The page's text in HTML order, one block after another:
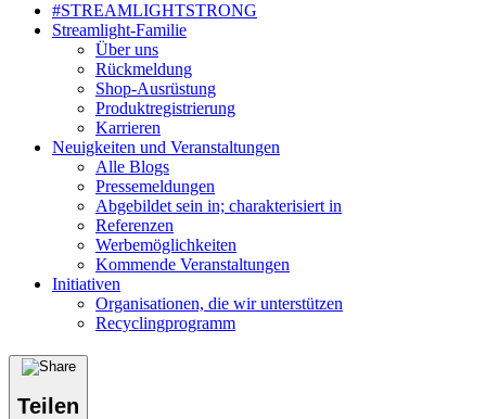
#STREAMLIGHTSTRONG
Streamlight-Familie
Über uns
Rückmeldung
Shop-Ausrüstung
Produktregistrierung
Karrieren
Neuigkeiten und Veranstaltungen
Alle Blogs
Pressemeldungen
Abgebildet sein in; charakterisiert in
Referenzen
Werbemöglichkeiten
Kommende Veranstaltungen
Initiativen
Organisationen, die wir unterstützen
Recyclingprogramm
Teilen